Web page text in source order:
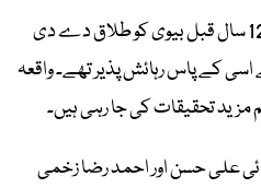
پولیس افسر نے بتایا کہ ملزم نے 12 سال قبل بیوی کو طلاق دے دی
اسی کے پاس رہائش پذیر تھے۔ واقعہ
تحقیقات کی جا رہی ہیں۔
علی حسن اور احمد رضا زخمی